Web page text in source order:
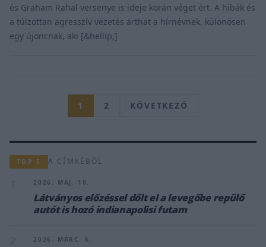
és Graham Rahal versenye is ideje korán véget ért. A hibák és
a túlzottan agresszív vezetés árthat a hírnévnek, különösen
egy újoncnak, aki [&hellip;]
1 2 KÖVETKEZŐ
TOP 5 A CÍMKÉBŐL
2026. MÁJ. 10.
Látványos előzéssel dőlt el a levegőbe repülő
autót is hozó indianapolisi futam
2026. MÁRC. 6.